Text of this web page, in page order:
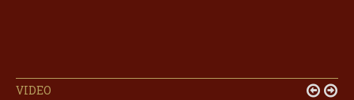
VIDEO  